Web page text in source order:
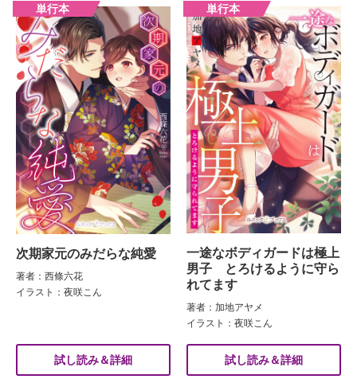
次期家元のみだらな純愛
著者：西條六花
イラスト：夜咲こん
試し読み＆詳細
一途なボディガードは極上
男子 とろけるように守ら
れてます
著者：加地アヤメ
イラスト：夜咲こん
試し読み＆詳細